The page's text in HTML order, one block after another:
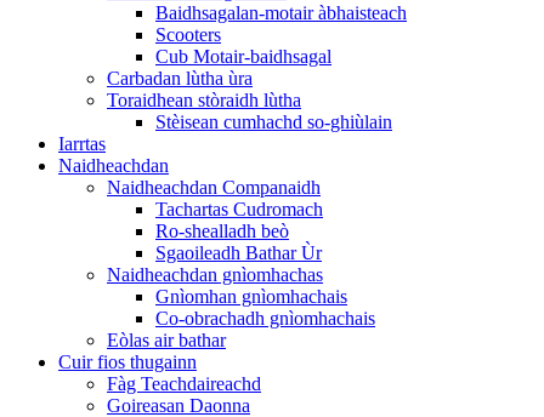
Baidhsagalan-motair àbhaisteach
Scooters
Cub Motair-baidhsagal
Carbadan lùtha ùra
Toraidhean stòraidh lùtha
Stèisean cumhachd so-ghiùlain
Iarrtas
Naidheachdan
Naidheachdan Companaidh
Tachartas Cudromach
Ro-shealladh beò
Sgaoileadh Bathar Ùr
Naidheachdan gnìomhachas
Gnìomhan gnìomhachais
Co-obrachadh gnìomhachais
Eòlas air bathar
Cuir fios thugainn
Fàg Teachdaireachd
Goireasan Daonna